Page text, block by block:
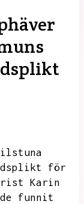
för
Karin
funnit